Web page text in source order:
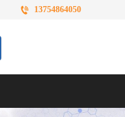
13754864050